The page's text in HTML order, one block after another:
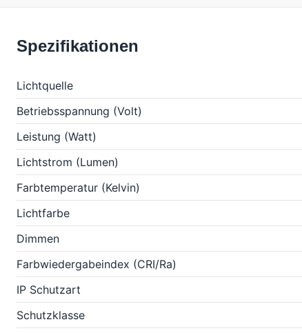
Spezifikationen
Lichtquelle
Betriebsspannung (Volt)
Leistung (Watt)
Lichtstrom (Lumen)
Farbtemperatur (Kelvin)
Lichtfarbe
Dimmen
Farbwiedergabeindex (CRI/Ra)
IP Schutzart
Schutzklasse